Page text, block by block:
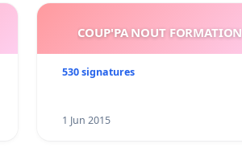
COUP'PA NOUT FORMATION
530 signatures
1 Jun 2015